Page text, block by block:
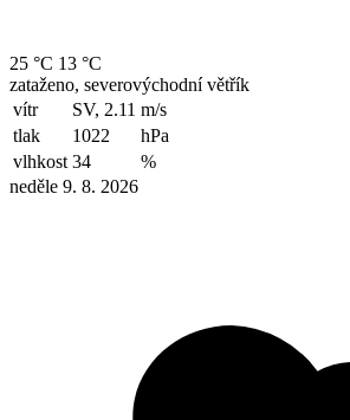
25 °C 13 °C
zataženo, severovýchodní větřík
vítr
SV, 2.11 m/s
tlak
1022
hPa
vlhkost 34
%
neděle 9. 8. 2026